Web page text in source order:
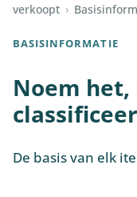
verkoopt ›
BASISINFORMATIE
Noem
De basis van elk